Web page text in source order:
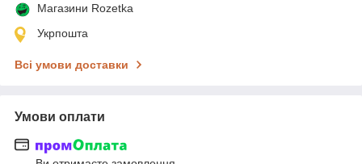
Магазини Rozetka
Укрпошта
Всі умови доставки
Умови оплати